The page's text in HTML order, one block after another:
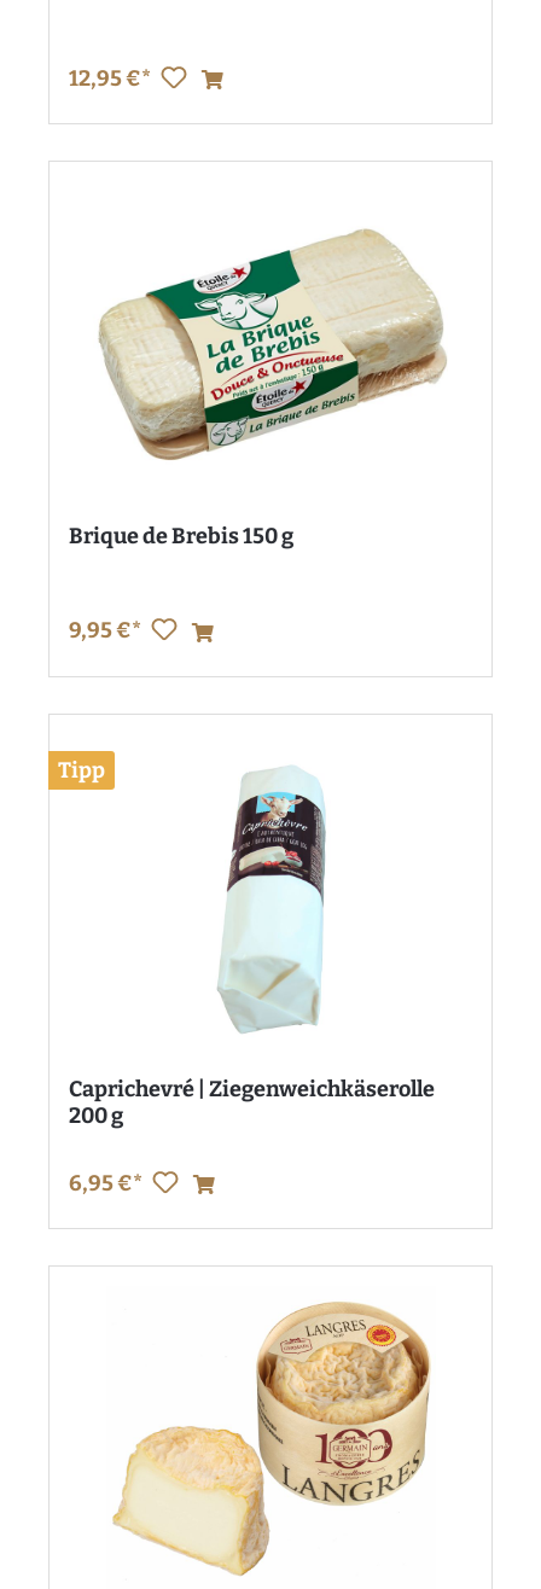
12,95 €*
Brique de Brebis 150 g
9,95 €*
Tipp
Caprichevré | Ziegenweichkäserolle
200 g
6,95 €*